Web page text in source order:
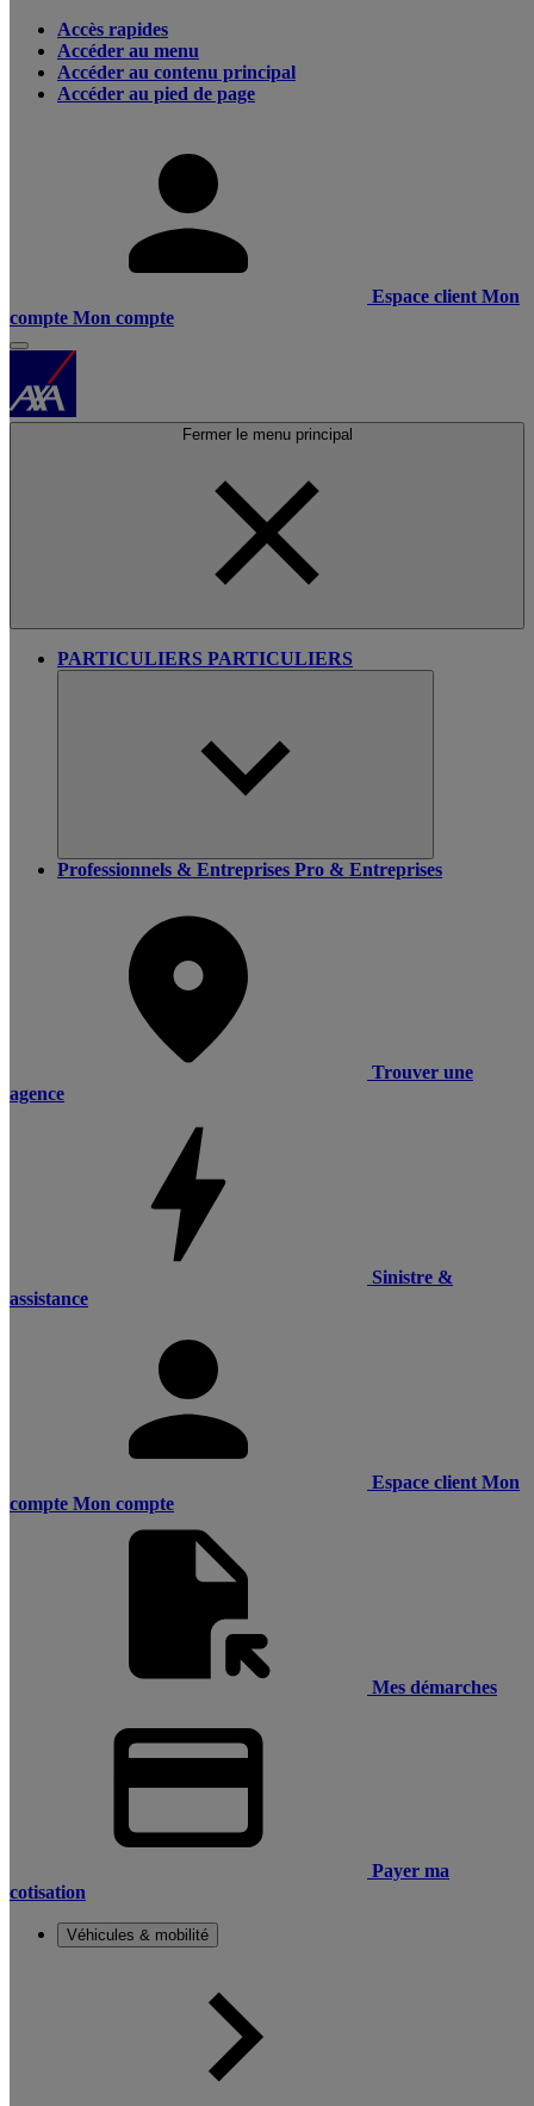
Accès rapides
Accéder au menu
Accéder au contenu principal
Accéder au pied de page
Espace client Mon
compte Mon compte
Fermer le menu principal
PARTICULIERS PARTICULIERS
Professionnels & Entreprises Pro & Entreprises
Trouver une
agence
Sinistre &
assistance
Espace client Mon
compte Mon compte
Mes démarches
Payer ma
cotisation
Véhicules & mobilité